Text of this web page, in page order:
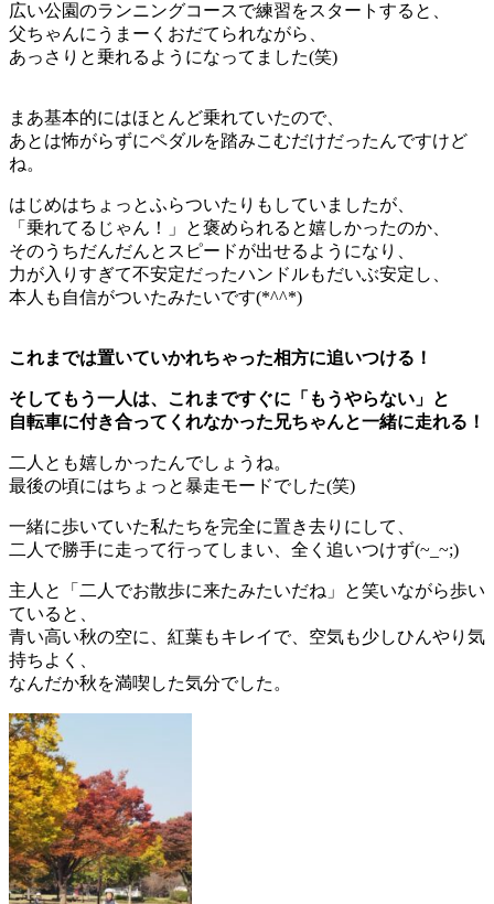
広い公園のランニングコースで練習をスタートすると、
父ちゃんにうまーくおだてられながら、
あっさりと乗れるようになってました(笑)
まあ基本的にはほとんど乗れていたので、
あとは怖がらずにペダルを踏みこむだけだったんですけど
ね。
はじめはちょっとふらついたりもしていましたが、
「乗れてるじゃん！」と褒められると嬉しかったのか、
そのうちだんだんとスピードが出せるようになり、
力が入りすぎて不安定だったハンドルもだいぶ安定し、
本人も自信がついたみたいです(*^^*)
これまでは置いていかれちゃった相方に追いつける！
そしてもう一人は、これまですぐに「もうやらない」と
自転車に付き合ってくれなかった兄ちゃんと一緒に走れる！
二人とも嬉しかったんでしょうね。
最後の頃にはちょっと暴走モードでした(笑)
一緒に歩いていた私たちを完全に置き去りにして、
二人で勝手に走って行ってしまい、全く追いつけず(~_~;)
主人と「二人でお散歩に来たみたいだね」と笑いながら歩い
ていると、
青い高い秋の空に、紅葉もキレイで、空気も少しひんやり気
持ちよく、
なんだか秋を満喫した気分でした。